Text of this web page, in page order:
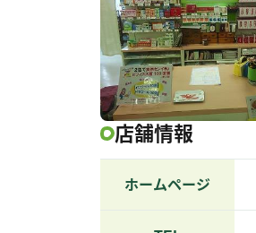
店舗情報
ホームページ